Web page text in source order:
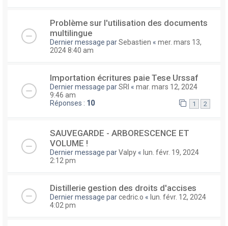
Problème sur l'utilisation des documents
multilingue
Dernier message parSebastien « mer. mars 13,
2024 8:40 am
Importation écritures paie Tese Urssaf
Dernier message parSRI « mar. mars 12, 2024
9:46 am
Réponses : 10 1 2
SAUVEGARDE - ARBORESCENCE ET
VOLUME !
Dernier message parValpy « lun. févr. 19, 2024
2:12 pm
Distillerie gestion des droits d'accises
Dernier message parcedric.o « lun. févr. 12, 2024
4:02 pm